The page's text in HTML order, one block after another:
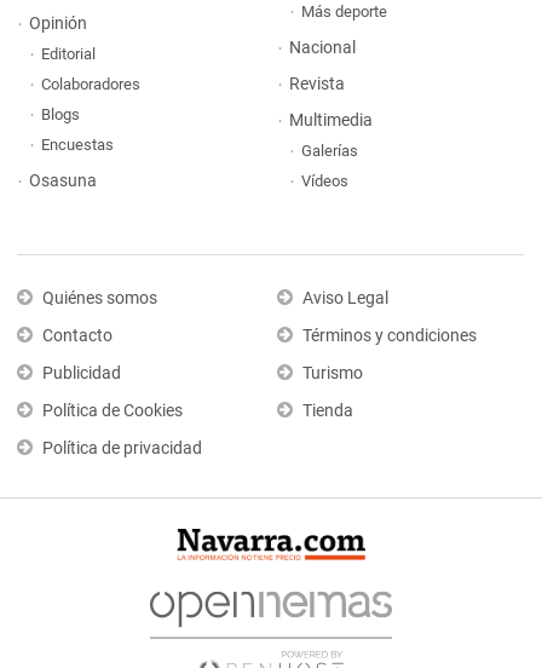
Opinión
Editorial
Colaboradores
Blogs
Encuestas
Osasuna
Más deporte
Nacional
Revista
Multimedia
Galerías
Vídeos
Quiénes somos
Contacto
Publicidad
Política de Cookies
Política de privacidad
Aviso Legal
Términos y condiciones
Turismo
Tienda